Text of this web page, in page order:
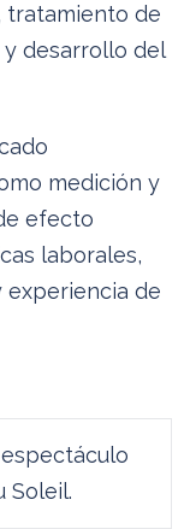
tratamiento de
desarrollo del
medición y
efecto
laborales,
experiencia de
Soleil.